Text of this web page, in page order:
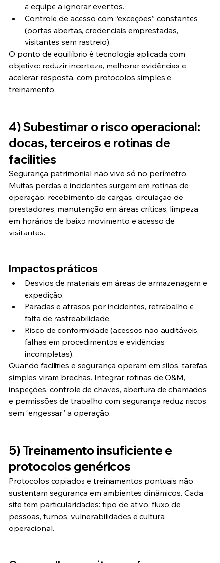
a equipe a ignorar eventos.
Controle de acesso com “exceções” constantes
(portas abertas, credenciais emprestadas,
visitantes sem rastreio).
O ponto de equilíbrio é tecnologia aplicada com
objetivo: reduzir incerteza, melhorar evidências e
acelerar resposta, com protocolos simples e
treinamento.
4) Subestimar o risco operacional:
docas, terceiros e rotinas de
facilities
Segurança patrimonial não vive só no perímetro.
Muitas perdas e incidentes surgem em rotinas de
operação: recebimento de cargas, circulação de
prestadores, manutenção em áreas críticas, limpeza
em horários de baixo movimento e acesso de
visitantes.
Impactos práticos
Desvios de materiais em áreas de armazenagem e
expedição.
Paradas e atrasos por incidentes, retrabalho e
falta de rastreabilidade.
Risco de conformidade (acessos não auditáveis,
falhas em procedimentos e evidências
incompletas).
Quando facilities e segurança operam em silos, tarefas
simples viram brechas. Integrar rotinas de O&M,
inspeções, controle de chaves, abertura de chamados
e permissões de trabalho com segurança reduz riscos
sem “engessar” a operação.
5) Treinamento insuficiente e
protocolos genéricos
Protocolos copiados e treinamentos pontuais não
sustentam segurança em ambientes dinâmicos. Cada
site tem particularidades: tipo de ativo, fluxo de
pessoas, turnos, vulnerabilidades e cultura
operacional.